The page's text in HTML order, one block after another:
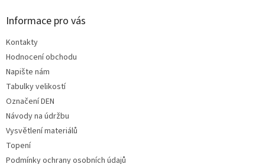
Informace pro vás
Kontakty
Hodnocení obchodu
Napište nám
Tabulky velikostí
Označení DEN
Návody na údržbu
Vysvětlení materiálů
Topení
Podmínky ochrany osobních údajů